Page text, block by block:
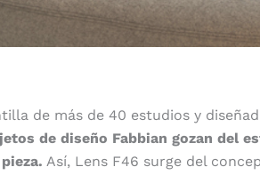
de más de 40 estudios y
de diseño Fabbian gozan del
Así, Lens F46 surge del